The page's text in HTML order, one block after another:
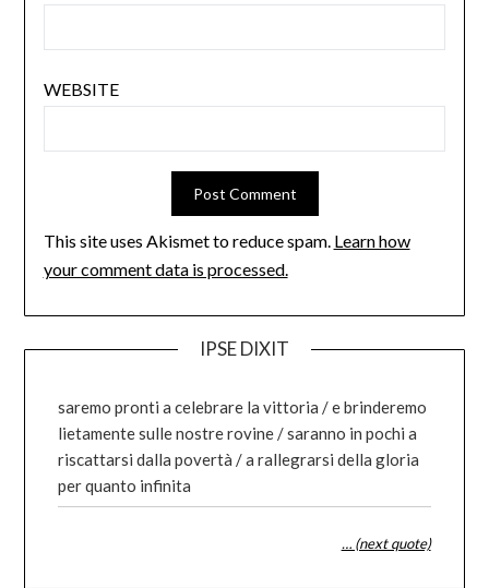
WEBSITE
This site uses Akismet to reduce spam. Learn how
your comment data is processed.
IPSE DIXIT
saremo pronti a celebrare la vittoria / e brinderemo
lietamente sulle nostre rovine / saranno in pochi a
riscattarsi dalla povertà / a rallegrarsi della gloria
per quanto infinita
… (next quote)